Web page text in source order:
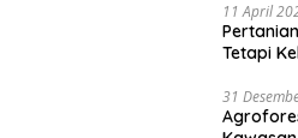
11 April
Tetapi
31